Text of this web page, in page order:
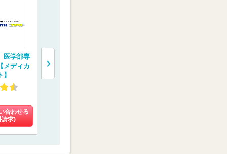
学部専
メディカ
合わせる
請求)
校【慧修会】